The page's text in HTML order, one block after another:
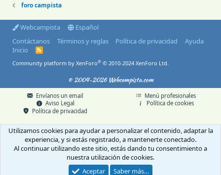
foro campista
Webcampista
Español
Contáctanos
Términos y reglas Política de privacidad
Ayuda
Inicio
R
S
Community platform by XenForo® © 2010-2024 XenForo Ltd.
© 2004-2026 Webcampista.com
Envíanos un email
Aviso Legal
Política de privacidad
Menú profesionales
Política de cookies
Utilizamos cookies para ayudar a personalizar el contenido, adaptar la
experiencia, y si estás registrado, a mantenerte conectado.
Al continuar utilizando este sitio, estás dando tu consentimiento a
nuestra utilización de cookies.
Aceptar
Saber más…